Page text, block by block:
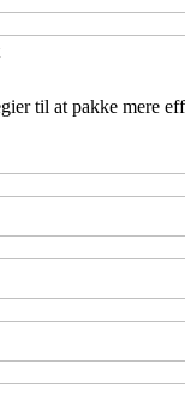
til at pakke mere